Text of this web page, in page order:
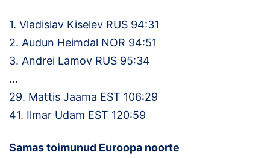
1. Vladislav Kiselev RUS 94:31
2. Audun Heimdal NOR 94:51
3. Andrei Lamov RUS 95:34
…
29. Mattis Jaama EST 106:29
41. Ilmar Udam EST 120:59
Samas toimunud Euroopa noorte